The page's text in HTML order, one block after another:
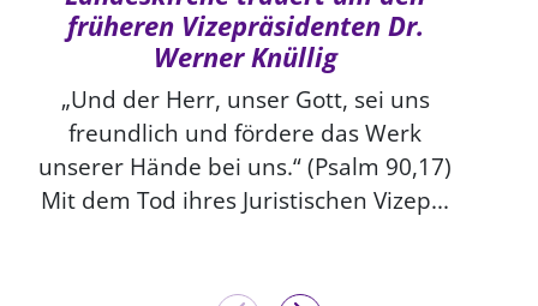
früheren Vizepräsidenten Dr.
Werner Knüllig
„Und der Herr, unser Gott, sei uns
freundlich und fördere das Werk
unserer Hände bei uns.“ (Psalm 90,17)
Mit dem Tod ihres Juristischen Vizep...